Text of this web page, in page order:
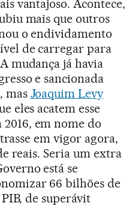
vantajoso. Acontece,
mais que outros
o endividamento
de carregar para
mudança já havia
e sancionada
mas Joaquim Levy
eles acatem esse
em nome do
em vigor agora,
reais. Seria um extra
está se
66 bilhões de
de superávit